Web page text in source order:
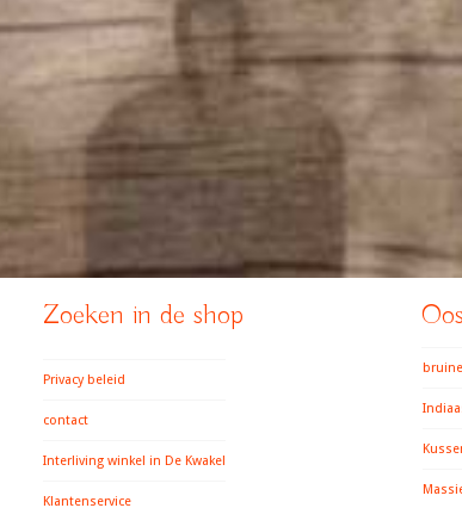
Zoeken in de shop
Privacy beleid
contact
Interliving winkel in De Kwakel
Klantenservice